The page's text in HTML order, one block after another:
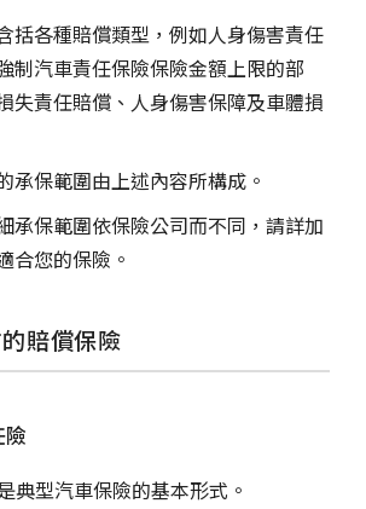
括各種賠償類型，例如人身傷害責任
制汽車責任保險保險金額上限的部
失責任賠償、人身傷害保障及車體損
承保範圍由上述內容所構成。
承保範圍依保險公司而不同，請詳加
合您的保險。
賠償保險
典型汽車保險的基本形式。